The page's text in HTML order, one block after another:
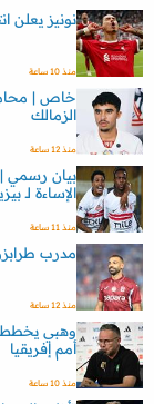
نونيز يعلن
منذ 10 ساعة
خاص |
الزمالك
منذ 12 ساعة
بيان رسمي
الإساءة لـ
منذ 11 ساعة
مدرب
منذ 12 ساعة
وهبي يخطط
أمم إفريقيا
منذ 10 ساعة